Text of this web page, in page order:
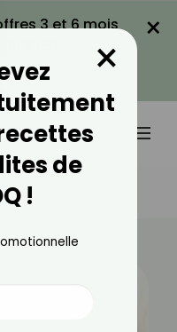
3 et 6 mois
×
de
!
×